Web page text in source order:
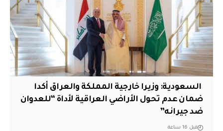
‏ السعودية: وزيرا خارجية المملكة والعراق أكدا
ضمان عدم تحول الأراضي العراقية لأداة “للعدوان
ضد جيرانه”
قبل 16 ساعة